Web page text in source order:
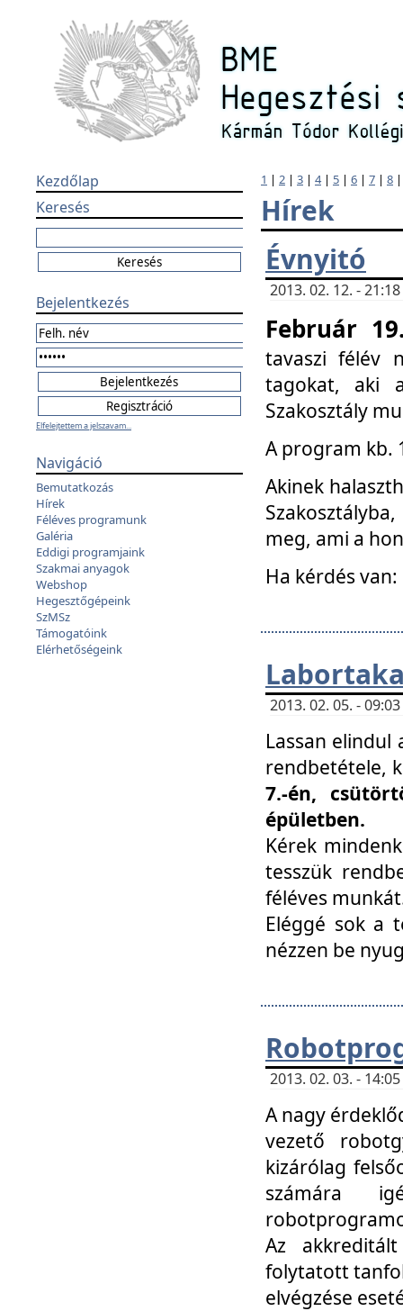
Kezdőlap
Keresés
Bejelentkezés
Elfelejtettem a jelszavam...
Navigáció
Bemutatkozás
Hírek
Féléves programunk
Galéria
Eddigi programjaink
Szakmai anyagok
Webshop
Hegesztőgépeink
SzMSz
Támogatóink
Elérhetőségeink
1 | 2 | 3 | 4| 5 | 6 | 7 | 8
Hírek
Évnyitó
2013. 02. 12. -
Február
tavaszi félév
tagokat, aki
Szakosztály
A program kb.
Akinek
meg, ami a
Ha kérdés
2013. 02. 05. -
Lassan elindul
rendbetétele,
7.-én,
épületben.
Kérek
tesszük
féléves
Eléggé sok a
nézzen be
2013. 02. 03. -
A nagy
vezető
kizárólag
számára
Az
folytatott
elvégzése